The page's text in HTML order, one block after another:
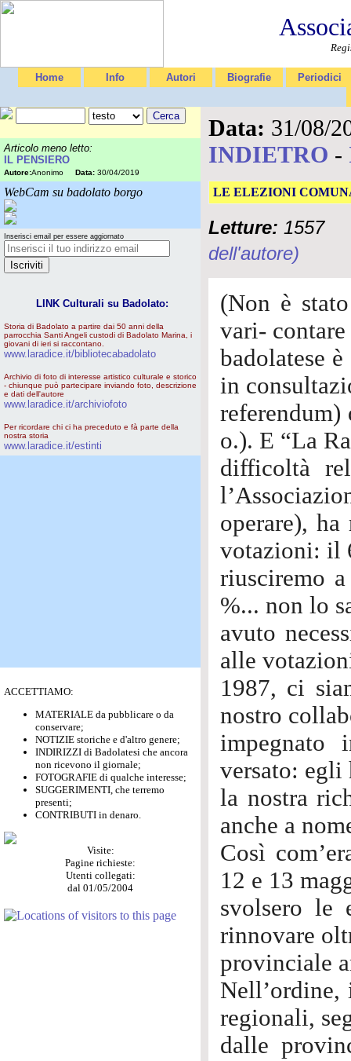
Home Info Autori Biografie Periodici
Articolo meno letto:
IL PENSIERO
Autore:Anonimo Data: 30/04/2019
WebCam su badolato borgo
Inserisci email per essere aggiornato
LINK Culturali su Badolato:
Storia di Badolato a partire dai 50 anni della
parrocchia Santi Angeli custodi di Badolato Marina, i
giovani di ieri si raccontano.
www.laradice.it/bibliotecabadolato
Archivio di foto di interesse artistico culturale e storico
- chiunque può partecipare inviando foto, descrizione
e dati dell'autore
www.laradice.it/archiviofoto
Per ricordare chi ci ha preceduto e fà parte della
nostra storia
www.laradice.it/estinti
ACCETTIAMO:
MATERIALE da pubblicare o da
conservare;
NOTIZIE storiche e d'altro genere;
INDIRIZZI di Badolatesi che ancora
non ricevono il giornale;
FOTOGRAFIE di qualche interesse;
SUGGERIMENTI, che terremo
presenti;
CONTRIBUTI in denaro.
Visite:
Pagine richieste:
Utenti collegati:
dal 01/05/2004
Data: 31/08/
INDIETRO -
LE ELEZIONI
Letture: 1557
dell'autore)
(Non è
vari-
badolatese
in
o.). E “La
difficoltà
operare),
votazioni: il
riusciremo
%... non lo
avuto
alle
1987, ci
nostro
impegnato
versato: egli
la nostra
anche a
Così
12 e 13
svolsero le
rinnovare
provinciale
regionali,
dalle